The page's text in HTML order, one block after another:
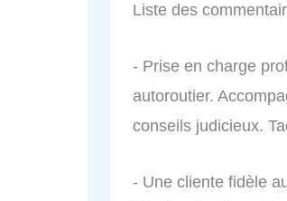
Liste des
- Prise en charge
autoroutier.
conseils judicieux.
- Une cliente fidèle